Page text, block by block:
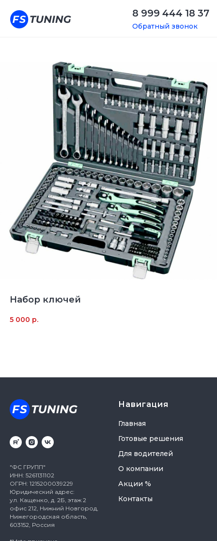
8 999 444 18 37
Обратный звонок
Набор ключей
5 000 р.
"ФС ГРУПП"
ИНН: 5261131102
ОГРН: 1215200039229
Юридический адрес:
ул. Кащенко, д. 2Б, этаж 2
офис 212, Нижний Новгород,
Нижегородская область,
603152, Россия
Навигация
Главная
Готовые решения
Для водителей
О компании
Акции %
Контакты